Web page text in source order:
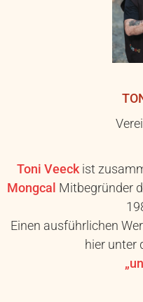
Toni Veeckist
Mongcal Mitbegründer
Einen ausführlichen
hier unter